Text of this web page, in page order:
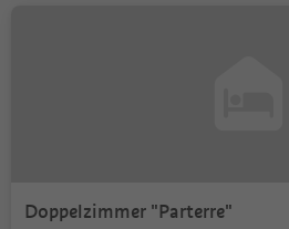
Doppelzimmer "Parterre"